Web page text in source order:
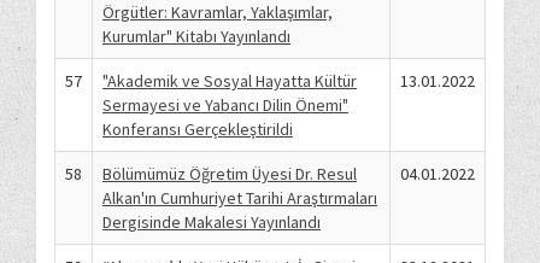
Örgütler: Kavramlar, Yaklaşımlar,
Kurumlar" Kitabı Yayınlandı
57
"Akademik ve Sosyal Hayatta Kültür
Sermayesi ve Yabancı Dilin Önemi"
Konferansı Gerçekleştirildi
13.01.2022
58
Bölümümüz Öğretim Üyesi Dr. Resul
Alkan'ın Cumhuriyet Tarihi Araştırmaları
Dergisinde Makalesi Yayınlandı
04.01.2022